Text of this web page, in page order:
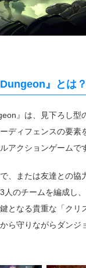
』とは？
』は、見下ろし型
ディフェンスの要素
アクションゲームで
、または友達との協
人のチームを編成し
となる貴重な「クリ
ら守りながらダンジ